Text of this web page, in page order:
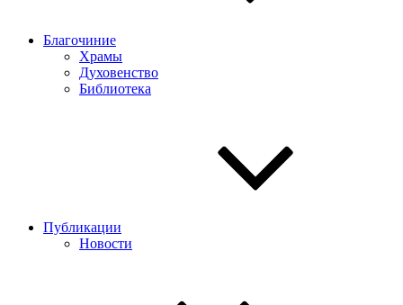
Благочиние
Храмы
Духовенство
Библиотека
Публикации
Новости